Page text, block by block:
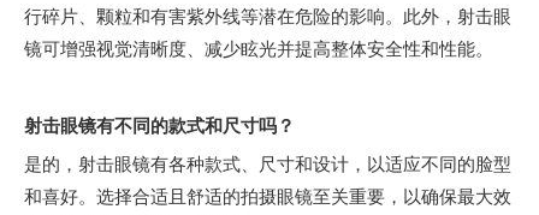
行碎片、颗粒和有害紫外线等潜在危险的影响。此外，射击眼
镜可增强视觉清晰度、减少眩光并提高整体安全性和性能。
射击眼镜有不同的款式和尺寸吗？
是的，射击眼镜有各种款式、尺寸和设计，以适应不同的脸型
和喜好。选择合适且舒适的拍摄眼镜至关重要，以确保最大效